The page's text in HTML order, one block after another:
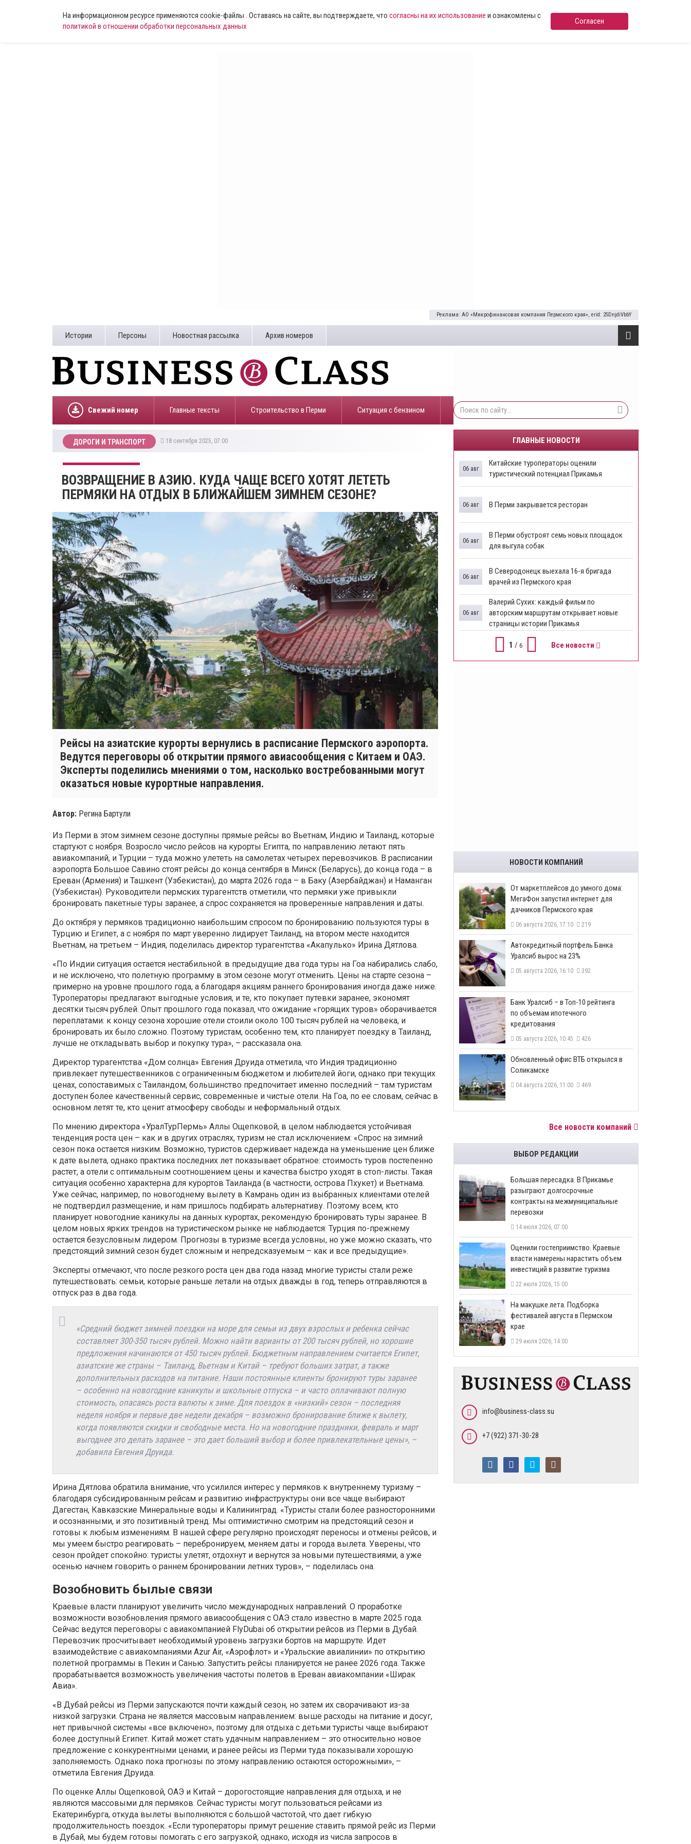
На информационном ресурсе применяются cookie-файлы . Оставаясь на сайте, вы подтверждаете, что согласны на их использование и ознакомлены с
политикой в отношении обработки персональных данных
Согласен
Реклама: АО «Микрофинансовая компания Пермского края», erid: 2SDnjdiVbbY
Истории Персоны Новостная рассылка Архив номеров
Свежий номер Главные тексты Строительство в Перми ​Ситуация с бензином
ДОРОГИ И ТРАНСПОРТ 18 сентября 2025, 07:00
​ВОЗВРАЩЕНИЕ В АЗИЮ. КУДА ЧАЩЕ ВСЕГО ХОТЯТ ЛЕТЕТЬ
ПЕРМЯКИ НА ОТДЫХ В БЛИЖАЙШЕМ ЗИМНЕМ СЕЗОНЕ?
Рейсы на азиатские курорты вернулись в расписание Пермского аэропорта.
Ведутся переговоры об открытии прямого авиасообщения с Китаем и ОАЭ.
Эксперты поделились мнениями о том, насколько востребованными могут
оказаться новые курортные направления.
Автор: Регина Бартули
Из Перми в этом зимнем сезоне доступны прямые рейсы во Вьетнам, Индию и Таиланд, которые
стартуют с ноября. Возросло число рейсов на курорты Египта, по направлению летают пять
авиакомпаний, и Турции – туда можно улететь на самолетах четырех перевозчиков. В расписании
аэропорта Большое Савино стоят рейсы до конца сентября в Минск (Беларусь), до конца года – в
Ереван (Армения) и Ташкент (Узбекистан), до марта 2026 года – в Баку (Азербайджан) и Наманган
(Узбекистан). Руководители пермских турагентств отметили, что пермяки уже привыкли
бронировать пакетные туры заранее, а спрос сохраняется на проверенные направления и даты.
До октября у пермяков традиционно наибольшим спросом по бронированию пользуются туры в
Турцию и Египет, а с ноября по март уверенно лидирует Таиланд, на втором месте находится
Вьетнам, на третьем – Индия, поделилась директор турагентства «Акапулько» Ирина Дятлова.
«По Индии ситуация остается нестабильной: в предыдущие два года туры на Гоа набирались слабо,
и не исключено, что полетную программу в этом сезоне могут отменить. Цены на старте сезона –
примерно на уровне прошлого года, а благодаря акциям раннего бронирования иногда даже ниже.
Туроператоры предлагают выгодные условия, и те, кто покупает путевки заранее, экономят
десятки тысяч рублей. Опыт прошлого года показал, что ожидание «горящих туров» оборачивается
переплатами: к концу сезона хорошие отели стоили около 100 тысяч рублей на человека, и
бронировать их было сложно. Поэтому туристам, особенно тем, кто планирует поездку в Таиланд,
лучше не откладывать выбор и покупку тура», – рассказала она.
Директор турагентства «Дом солнца» Евгения Друида отметила, что Индия традиционно
привлекает путешественников с ограниченным бюджетом и любителей йоги, однако при текущих
ценах, сопоставимых с Таиландом, большинство предпочитает именно последний – там туристам
доступен более качественный сервис, современные и чистые отели. На Гоа, по ее словам, сейчас в
основном летят те, кто ценит атмосферу свободы и неформальный отдых.
По мнению директора «УралТурПермь» Аллы Ощепковой, в целом наблюдается устойчивая
тенденция роста цен – как и в других отраслях, туризм не стал исключением: «Спрос на зимний
сезон пока остается низким. Возможно, туристов сдерживает надежда на уменьшение цен ближе
к дате вылета, однако практика последних лет показывает обратное: стоимость туров постепенно
растет, а отели с оптимальным соотношением цены и качества быстро уходят в стоп-листы. Такая
ситуация особенно характерна для курортов Таиланда (в частности, острова Пхукет) и Вьетнама.
Уже сейчас, например, по новогоднему вылету в Камрань один из выбранных клиентами отелей
не подтвердил размещение, и нам пришлось подбирать альтернативу. Поэтому всем, кто
планирует новогодние каникулы на данных курортах, рекомендую бронировать туры заранее. В
целом новых ярких трендов на туристическом рынке не наблюдается: Турция по-прежнему
остается безусловным лидером. Прогнозы в туризме всегда условны, но уже можно сказать, что
предстоящий зимний сезон будет сложным и непредсказуемым – как и все предыдущие».
Эксперты отмечают, что после резкого роста цен два года назад многие туристы стали реже
путешествовать: семьи, которые раньше летали на отдых дважды в год, теперь отправляются в
отпуск раз в два года.
«Средний бюджет зимней поездки на море для семьи из двух взрослых и ребенка сейчас
составляет 300-350 тысяч рублей. Можно найти варианты от 200 тысяч рублей, но хорошие
предложения начинаются от 450 тысяч рублей. Бюджетным направлением считается Египет,
азиатские же страны – Таиланд, Вьетнам и Китай – требуют больших затрат, а также
дополнительных расходов на питание. Наши постоянные клиенты бронируют туры заранее
– особенно на новогодние каникулы и школьные отпуска – и часто оплачивают полную
стоимость, опасаясь роста валюты к зиме. Для поездок в «низкий» сезон – последняя
неделя ноября и первые две недели декабря – возможно бронирование ближе к вылету,
когда появляются скидки и свободные места. Но на новогодние праздники, февраль и март
выгоднее это делать заранее – это дает больший выбор и более привлекательные цены», –
добавила Евгения Друида.
Ирина Дятлова обратила внимание, что усилился интерес у пермяков к внутреннему туризму –
благодаря субсидированным рейсам и развитию инфраструктуры они все чаще выбирают
Дагестан, Кавказские Минеральные воды и Калининград. «Туристы стали более разносторонними
и осознанными, и это позитивный тренд. Мы оптимистично смотрим на предстоящий сезон и
готовы к любым изменениям. В нашей сфере регулярно происходят переносы и отмены рейсов, и
мы умеем быстро реагировать – перебронируем, меняем даты и города вылета. Уверены, что
сезон пройдет спокойно: туристы улетят, отдохнут и вернутся за новыми путешествиями, а уже
осенью начнем говорить о раннем бронировании летних туров», – поделилась она.
Возобновить былые связи
Краевые власти планируют увеличить число международных направлений. О проработке
возможности возобновления прямого авиасообщения с ОАЭ стало известно в марте 2025 года.
Сейчас ведутся переговоры с авиакомпанией FlyDubai об открытии рейсов из Перми в Дубай.
Перевозчик просчитывает необходимый уровень загрузки бортов на маршруте. Идет
взаимодействие с авиакомпаниями Azur Air, «Аэрофлот» и «Уральские авиалинии» по открытию
полетной программы в Пекин и Санью. Запустить рейсы планируется не ранее 2026 года. Также
прорабатывается возможность увеличения частоты полетов в Ереван авиакомпании «Ширак
Авиа».
«В Дубай рейсы из Перми запускаются почти каждый сезон, но затем их сворачивают из-за
низкой загрузки. Страна не является массовым направлением: выше расходы на питание и досуг,
нет привычной системы «все включено», поэтому для отдыха с детьми туристы чаще выбирают
более доступный Египет. Китай может стать удачным направлением – это относительно новое
предложение с конкурентными ценами, и ранее рейсы из Перми туда показывали хорошую
заполняемость. Однако пока прогнозы по этому направлению остаются осторожными», –
отметила Евгения Друида.
По оценке Аллы Ощепковой, ОАЭ и Китай – дорогостоящие направления для отдыха, и не
являются массовыми для пермяков. Сейчас туристы могут пользоваться рейсами из
Екатеринбурга, откуда вылеты выполняются с большой частотой, что дает гибкую
продолжительность поездок. «Если туроператоры примут решение ставить прямой рейс из Перми
в Дубай, мы будем готовы помогать с его загрузкой, однако, исходя из числа запросов в
ГЛАВНЫЕ НОВОСТИ
Китайские туроператоры оценили
туристический потенциал Прикамья
06 авг
В Перми закрывается ресторан
06 авг
​В Перми обустроят семь новых площадок
для выгула собак
06 авг
В Северодонецк выехала 16-я бригада
врачей из Пермского края
06 авг
​Валерий Сухих: каждый фильм по
авторским маршрутам открывает новые
страницы истории Прикамья
06 авг
1 / 6 Все новости
НОВОСТИ КОМПАНИЙ
От маркетплейсов до умного дома:
МегаФон запустил интернет для
дачников Пермского края
06 августа 2026, 17:10 219
​Автокредитный портфель Банка
Уралсиб вырос на 23%
05 августа 2026, 16:10 392
​Банк Уралсиб – в Топ-10 рейтинга
по объемам ипотечного
кредитования
05 августа 2026, 10:45 426
​Обновленный офис ВТБ открылся в
Соликамске
04 августа 2026, 11:00 469
Все новости компаний
ВЫБОР РЕДАКЦИИ
Большая пересадка. В Прикамье
разыграют долгосрочные
контракты на межмуниципальные
перевозки
14 июля 2026, 07:00
Оценили гостеприимство. Краевые
власти намерены нарастить объем
инвестиций в развитие туризма
22 июля 2026, 15:00
На макушке лета. Подборка
фестивалей августа в Пермском
крае
29 июля 2026, 14:00
info@business-class.su
+7 (922) 371-30-28